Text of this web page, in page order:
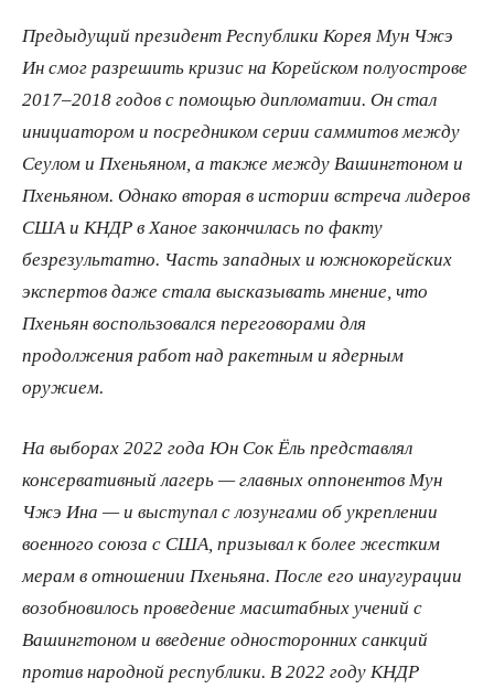
Предыдущий президент Республики Корея Мун Чжэ
Ин смог разрешить кризис на Корейском полуострове
2017–2018 годов с помощью дипломатии. Он стал
инициатором и посредником серии саммитов между
Сеулом и Пхеньяном, а также между Вашингтоном и
Пхеньяном. Однако вторая в истории встреча лидеров
США и КНДР в Ханое закончилась по факту
безрезультатно. Часть западных и южнокорейских
экспертов даже стала высказывать мнение, что
Пхеньян воспользовался переговорами для
продолжения работ над ракетным и ядерным
оружием.
На выборах 2022 года Юн Сок Ёль представлял
консервативный лагерь — главных оппонентов Мун
Чжэ Ина — и выступал с лозунгами об укреплении
военного союза с США, призывал к более жестким
мерам в отношении Пхеньяна. После его инаугурации
возобновилось проведение масштабных учений с
Вашингтоном и введение односторонних санкций
против народной республики. В 2022 году КНДР